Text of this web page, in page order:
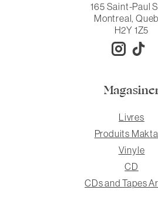
165 Saint-Paul
Montreal,
H2Y 1Z5
Livres
Produits
Vinyle
CD
CDs and Tapes